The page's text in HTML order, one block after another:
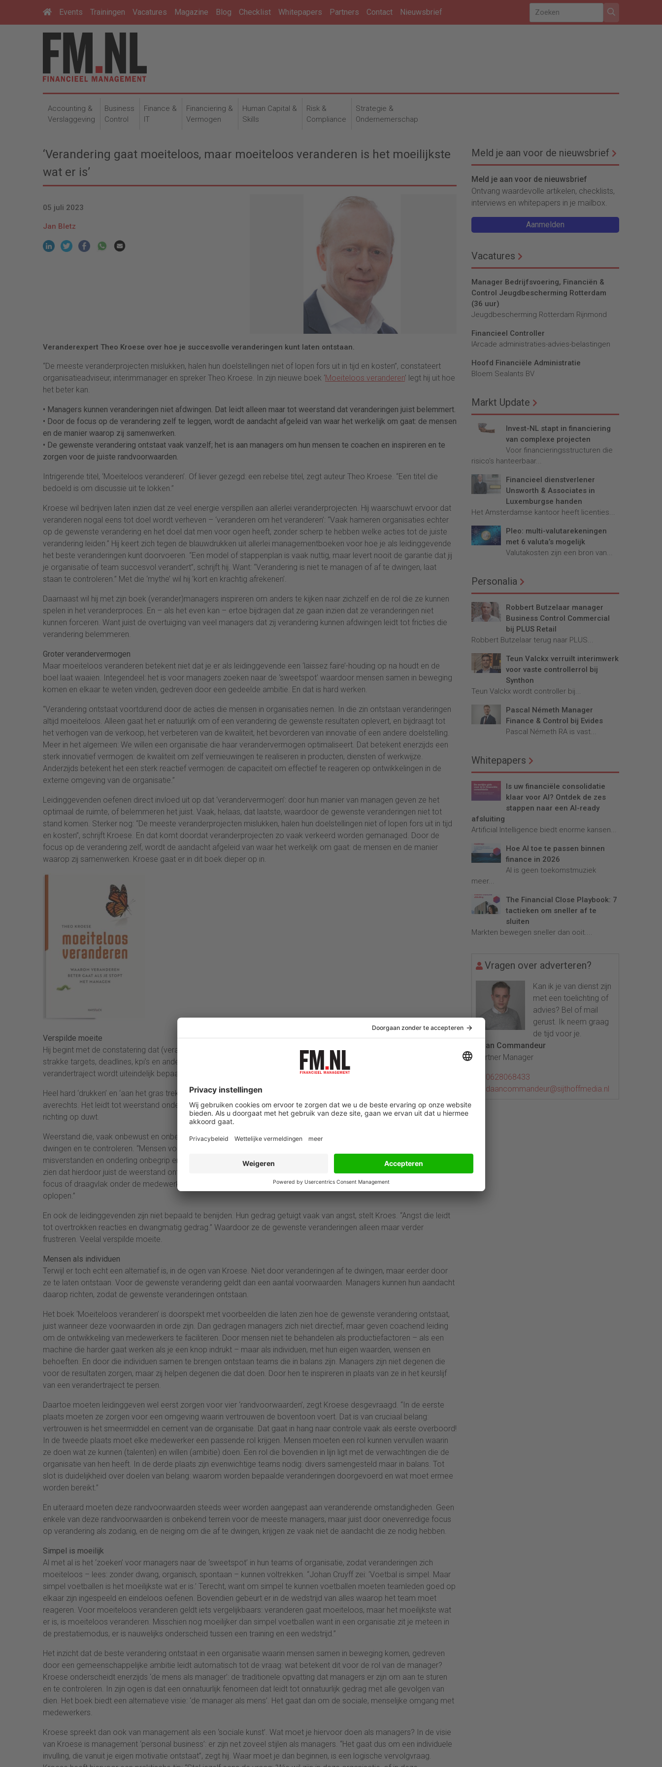
Events Trainingen Vacatures Magazine Blog Checklist Whitepapers Partners Contact Nieuwsbrief
Accounting &
Verslaggeving
Business
Control
Finance &
IT
Financiering &
Vermogen
Human Capital &
Skills
Risk &
Compliance
Strategie &
Ondernemerschap
‘Verandering gaat moeiteloos, maar moeiteloos veranderen is het moeilijkste
wat er is’
05 juli 2023
Jan Bletz
Veranderexpert Theo Kroese over hoe je succesvolle veranderingen kunt laten ontstaan.
“De meeste veranderprojecten mislukken, halen hun doelstellingen niet of lopen fors uit in tijd en kosten”, constateert
organisatieadviseur, interimmanager en spreker Theo Kroese. In zijn nieuwe boek ‘Moeiteloos veranderen’ legt hij uit hoe
het beter kan.
• Managers kunnen veranderingen niet afdwingen. Dat leidt alleen maar tot weerstand dat veranderingen juist belemmert.
• Door de focus op de verandering zelf te leggen, wordt de aandacht afgeleid van waar het werkelijk om gaat: de mensen
en de manier waarop zij samenwerken.
• De gewenste verandering ontstaat vaak vanzelf; het is aan managers om hun mensen te coachen en inspireren en te
zorgen voor de juiste randvoorwaarden.
Intrigerende titel, ‘Moeiteloos veranderen’. Of liever gezegd: een rebelse titel, zegt auteur Theo Kroese. “Een titel die
bedoeld is om discussie uit te lokken.”
Kroese wil bedrijven laten inzien dat ze veel energie verspillen aan allerlei veranderprojecten. Hij waarschuwt ervoor dat
veranderen nogal eens tot doel wordt verheven – ‘veranderen om het veranderen’: “Vaak hameren organisaties echter
op de gewenste verandering en het doel dat men voor ogen heeft, zonder scherp te hebben welke acties tot de juiste
verandering leiden.” Hij keert zich tegen de blauwdrukken uit allerlei managementboeken voor hoe je als leidinggevende
het beste veranderingen kunt doorvoeren. “Een model of stappenplan is vaak nuttig, maar levert nooit de garantie dat jij
je organisatie of team succesvol verandert”, schrijft hij. Want: “Verandering is niet te managen of af te dwingen, laat
staan te controleren.” Met die ‘mythe’ wil hij ‘kort en krachtig afrekenen’.
Daarnaast wil hij met zijn boek (verander)managers inspireren om anders te kijken naar zichzelf en de rol die ze kunnen
spelen in het veranderproces. En – als het even kan – ertoe bijdragen dat ze gaan inzien dat ze veranderingen niet
kunnen forceren. Want juist de overtuiging van veel managers dat zij verandering kunnen afdwingen leidt tot fricties die
verandering belemmeren.
Groter verandervermogen
Maar moeiteloos veranderen betekent niet dat je er als leidinggevende een ‘laissez faire’-houding op na houdt en de
boel laat waaien. Integendeel: het is voor managers zoeken naar de ‘sweetspot’ waardoor mensen samen in beweging
komen en elkaar te weten vinden, gedreven door een gedeelde ambitie. En dat is hard werken.
“Verandering ontstaat voortdurend door de acties die mensen in organisaties nemen. In die zin ontstaan veranderingen
altijd moeiteloos. Alleen gaat het er natuurlijk om of een verandering de gewenste resultaten oplevert, en bijdraagt tot
het verhogen van de verkoop, het verbeteren van de kwaliteit, het bevorderen van innovatie of een andere doelstelling.
Meer in het algemeen: We willen een organisatie die haar verandervermogen optimaliseert. Dat betekent enerzijds een
sterk innovatief vermogen: de kwaliteit om zelf vernieuwingen te realiseren in producten, diensten of werkwijze.
Anderzijds betekent het een sterk reactief vermogen: de capaciteit om effectief te reageren op ontwikkelingen in de
externe omgeving van de organisatie.”
Leidinggevenden oefenen direct invloed uit op dat ‘verandervermogen’: door hun manier van managen geven ze het
optimaal de ruimte, of belemmeren het juist. Vaak, helaas, dat laatste, waardoor de gewenste veranderingen niet tot
stand komen. Sterker nog: “De meeste veranderprojecten mislukken, halen hun doelstellingen niet of lopen fors uit in tijd
en kosten”, schrijft Kroese. En dat komt doordat veranderprojecten zo vaak verkeerd worden gemanaged. Door de
focus op de verandering zelf, wordt de aandacht afgeleid van waar het werkelijk om gaat: de mensen en de manier
waarop zij samenwerken. Kroese gaat er in dit boek dieper op in.
Verspilde moeite
Hij begint met de constatering dat (verander)managers zich vaak dwingend opstellen. Met een doortimmerd plan,
strakke targets, deadlines, kpi’s en andere ‘controls’. “Die zijn op zich allemaal heel zinvol. Maar de kwaliteit van elk
verandertraject wordt uiteindelijk bepaald door de mensen en hun onderlinge relaties.”
Heel hard ‘drukken’ en ‘aan het gras trekken in de hoop dat het sneller gaat groeien’ werkt volgens hem alleen maar
averechts. Het leidt tot weerstand onder medewerkers die de verandering belemmert, vertraagt of zelfs een verkeerde
richting op duwt.
Weerstand die, vaak onbewust en onbedoeld, veroorzaakt wordt door de neiging van managers om verandering af te
dwingen en te controleren. “Mensen voelen zich niet gezien als de nadruk zo sterk op controle ligt. Dit leidt tot allerlei
misverstanden en onderling onbegrip en wantrouwen. In het boek laat ik, aan de hand van wetenschappelijk onderzoek,
zien dat hierdoor juist de weerstand ontstaat die managers eigenlijk willen vermijden. Bijvoorbeeld door een gebrek aan
focus of draagvlak onder de medewerkers. Ik denk dat negen van de tien veranderprojecten hierdoor onnodig averij
oplopen.”
En ook de leidinggevenden zijn niet bepaald te benijden. Hun gedrag getuigt vaak van angst, stelt Kroes. “Angst die leidt
tot overtrokken reacties en dwangmatig gedrag.” Waardoor ze de gewenste veranderingen alleen maar verder
frustreren. Veelal verspilde moeite.
Mensen als individuen
Terwijl er toch echt een alternatief is, in de ogen van Kroese. Niet door veranderingen af te dwingen, maar eerder door
ze te laten ontstaan. Voor de gewenste verandering geldt dan een aantal voorwaarden. Managers kunnen hun aandacht
daarop richten, zodat de gewenste veranderingen ontstaan.
Het boek ‘Moeiteloos veranderen’ is doorspekt met voorbeelden die laten zien hoe de gewenste verandering ontstaat,
juist wanneer deze voorwaarden in orde zijn. Dan gedragen managers zich niet directief, maar geven coachend leiding
om de ontwikkeling van medewerkers te faciliteren. Door mensen niet te behandelen als productiefactoren – als een
machine die harder gaat werken als je een knop indrukt – maar als individuen, met hun eigen waarden, wensen en
behoeften. En door die individuen samen te brengen ontstaan teams die in balans zijn. Managers zijn niet degenen die
voor de resultaten zorgen, maar zij helpen degenen die dat doen. Door hen te inspireren in plaats van ze in het keurslijf
van een verandertraject te persen.
Daartoe moeten leidinggeven wel eerst zorgen voor vier ‘randvoorwaarden’, zegt Kroese desgevraagd. “In de eerste
plaats moeten ze zorgen voor een omgeving waarin vertrouwen de boventoon voert. Dat is van cruciaal belang:
vertrouwen is het smeermiddel en cement van de organisatie. Dat gaat in hang naar controle vaak als eerste overboord!
In de tweede plaats moet elke medewerker een passende rol krijgen. Mensen moeten een rol kunnen vervullen waarin
ze doen wat ze kunnen (talenten) en willen (ambitie) doen. Een rol die bovendien in lijn ligt met de verwachtingen die de
organisatie van hen heeft. In de derde plaats zijn evenwichtige teams nodig: divers samengesteld maar in balans. Tot
slot is duidelijkheid over doelen van belang: waarom worden bepaalde veranderingen doorgevoerd en wat moet ermee
worden bereikt.”
En uiteraard moeten deze randvoorwaarden steeds weer worden aangepast aan veranderende omstandigheden. Geen
enkele van deze randvoorwaarden is onbekend terrein voor de meeste managers, maar juist door onevenredige focus
op verandering als zodanig, en de neiging om die af te dwingen, krijgen ze vaak niet de aandacht die ze nodig hebben.
Simpel is moeilijk
Al met al is het ‘zoeken’ voor managers naar de ‘sweetspot’ in hun teams of organisatie, zodat veranderingen zich
moeiteloos – lees: zonder dwang, organisch, spontaan – kunnen voltrekken. “Johan Cruyff zei: ‘Voetbal is simpel. Maar
simpel voetballen is het moeilijkste wat er is.’ Terecht, want om simpel te kunnen voetballen moeten teamleden goed op
elkaar zijn ingespeeld en eindeloos oefenen. Bovendien gebeurt er in de wedstrijd van alles waarop het team moet
reageren. Voor moeiteloos veranderen geldt iets vergelijkbaars: veranderen gaat moeiteloos, maar het moeilijkste wat
er is, is moeiteloos veranderen. Misschien nog moeilijker dan simpel voetballen want in een organisatie zit je meteen in
de prestatiemodus, er is nauwelijks onderscheid tussen een training en een wedstrijd.”
Het inzicht dat de beste verandering ontstaat in een organisatie waarin mensen samen in beweging komen, gedreven
door een gemeenschappelijke ambitie leidt automatisch tot de vraag: wat betekent dit voor de rol van de manager?
Kroese onderscheidt enerzijds ‘de mens als manager’: de traditionele opvatting dat managers er zijn om aan te sturen
en te controleren. In zijn ogen is dat een onnatuurlijk fenomeen dat leidt tot onnatuurlijk gedrag met alle gevolgen van
dien. Het boek biedt een alternatieve visie: ‘de manager als mens’. Het gaat dan om de sociale, menselijke omgang met
medewerkers.
Kroese spreekt dan ook van management als een ‘sociale kunst’. Wat moet je hiervoor doen als managers? In de visie
van Kroese is management ‘personal business’: er zijn net zoveel stijlen als managers. “Het gaat dus om een individuele
invulling, die vanuit je eigen motivatie ontstaat”, zegt hij. Waar moet je dan beginnen, is een logische vervolgvraag.
Meld je aan voor de nieuwsbrief
Meld je aan voor de nieuwsbrief
Ontvang waardevolle artikelen, checklists,
interviews en whitepapers in je mailbox.
Aanmelden
Vacatures
Manager Bedrijfsvoering, Financiën &
Control Jeugdbescherming Rotterdam
(36 uur)
Jeugdbescherming Rotterdam Rijnmond
Financieel Controller
lArcade administraties-advies-belastingen
Hoofd Financiële Administratie
Bloem Sealants BV
Markt Update
Invest-NL stapt in financiering
van complexe projecten
Voor financieringsstructuren die
risico’s hanteerbaar...
Financieel dienstverlener
Unsworth & Associates in
Luxemburgse handen
Het Amsterdamse kantoor heeft licenties...
Pleo: multi-valutarekeningen
met 6 valuta’s mogelijk
Valutakosten zijn een bron van...
Personalia
Robbert Butzelaar manager
Business Control Commercial
bij PLUS Retail
Robbert Butzelaar terug naar PLUS...
Teun Valckx verruilt interimwerk
voor vaste controllerrol bij
Synthon
Teun Valckx wordt controller bij...
Pascal Németh Manager
Finance & Control bij Evides
Pascal Németh RA is vast...
Whitepapers
Is uw financiële consolidatie
klaar voor AI? Ontdek de zes
stappen naar een AI-ready
afsluiting
Artificial Intelligence biedt enorme kansen...
Hoe AI toe te passen binnen
finance in 2026
AI is geen toekomstmuziek
meer...
The Financial Close Playbook: 7
tactieken om sneller af te
sluiten
Markten bewegen sneller dan ooit....
Vragen over adverteren?
Kan ik je van dienst zijn
met een toelichting of
advies? Bel of mail
gerust. Ik neem graag
de tijd voor je.
Daan Commandeur
Partner Manager
0628068433
daancommandeur@sijthoffmedia.nl